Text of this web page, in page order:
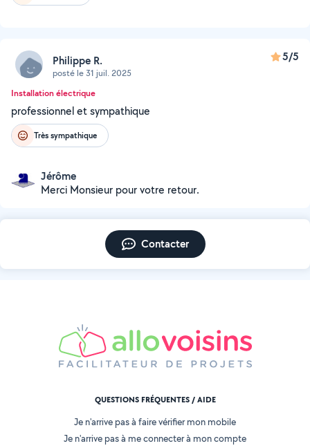
Philippe R.
posté le 31 juil. 2025
5/5
Installation électrique
professionnel et sympathique
Très sympathique
Jérôme
Merci Monsieur pour votre retour.
Contacter
QUESTIONS FRÉQUENTES / AIDE
Je n'arrive pas à faire vérifier mon mobile
Je n'arrive pas à me connecter à mon compte